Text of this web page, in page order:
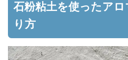
石粉粘土を使ったア
り方